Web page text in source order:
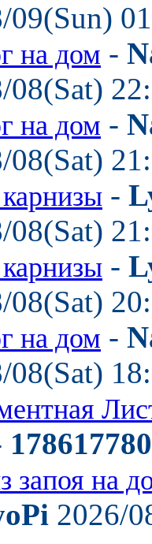
09(Sun)
на дом -
08(Sat)
на дом -
08(Sat)
-
08(Sat)
-
08(Sat)
на дом -
08(Sat)
запоя на
2026/